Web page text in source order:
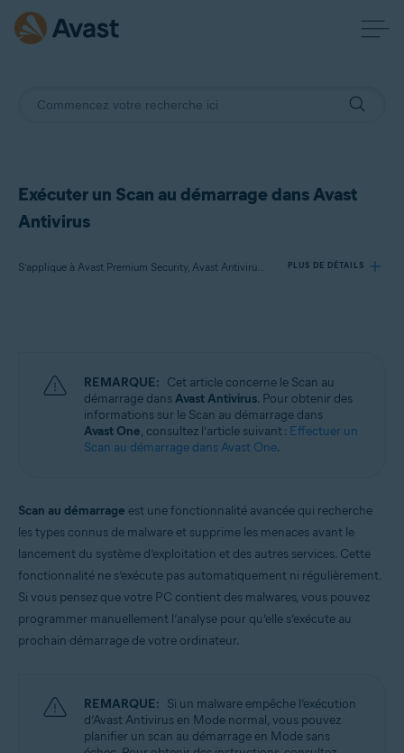
Exécuter un Scan au démarrage dans Avast
Antivirus
S’applique à Avast Premium Security, Avast Antivirus Gratuit PLUS DE DÉTAILS
Avast Antivirus Gratuit
Systèmes d'exploitation:
Windows
REMARQUE: Cet article concerne le Scan au
démarrage dansAvast Antivirus. Pour obtenir des
informations sur le Scan au démarrage dans
Avast One, consultez l’article suivant : Effectuer un
Scan au démarrage dans Avast One.
Scan au démarrage est une fonctionnalité avancée qui recherche
les types connus de malware et supprime les menaces avant le
lancement du système d’exploitation et des autres services. Cette
fonctionnalité ne s’exécute pas automatiquement ni régulièrement.
Si vous pensez que votre PC contient des malwares, vous pouvez
programmer manuellement l’analyse pour qu’elle s’exécute au
prochain démarrage de votre ordinateur.
REMARQUE: Si un malware empêche l’exécution
d’Avast Antivirus en Mode normal, vous pouvez
planifier un scan au démarrage en Mode sans